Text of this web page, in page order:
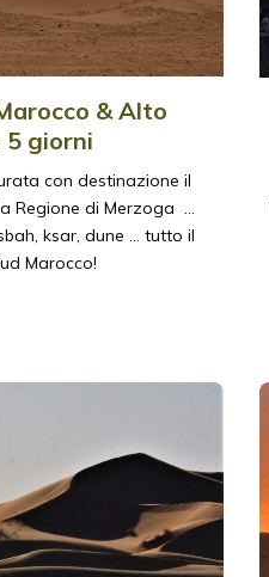
& Alto
giorni
con destinazione il
Regione di Merzoga …
ksar, dune … tutto il
Marocco!